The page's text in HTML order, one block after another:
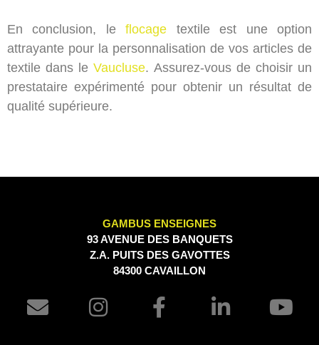
En conclusion, leflocage textile est une option
attrayante pour la personnalisation de vos articles de
textile dans leVaucluse. Assurez-vous de choisir un
prestataire expérimenté pour obtenir un résultat de
qualité supérieure.
GAMBUS ENSEIGNES
93 AVENUE DES BANQUETS
Z.A. PUITS DES GAVOTTES
84300 CAVAILLON